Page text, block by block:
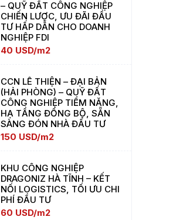
– QUỸ ĐẤT CÔNG NGHIỆP
CHIẾN LƯỢC, ƯU ĐÃI ĐẦU
TƯ HẤP DẪN CHO DOANH
NGHIỆP FDI
40 USD/m2
CCN LÊ THIỆN – ĐẠI BẢN
(HẢI PHÒNG) – QUỸ ĐẤT
CÔNG NGHIỆP TIỀM NĂNG,
HẠ TẦNG ĐỒNG BỘ, SẴN
SÀNG ĐÓN NHÀ ĐẦU TƯ
150 USD/m2
KHU CÔNG NGHIỆP
DRAGONIZ HÀ TĨNH – KẾT
NỐI LOGISTICS, TỐI ƯU CHI
PHÍ ĐẦU TƯ
60 USD/m2